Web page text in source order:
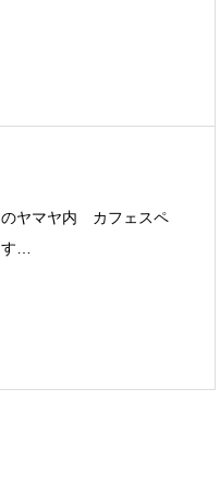
のヤマヤ内 カフェスペ
…